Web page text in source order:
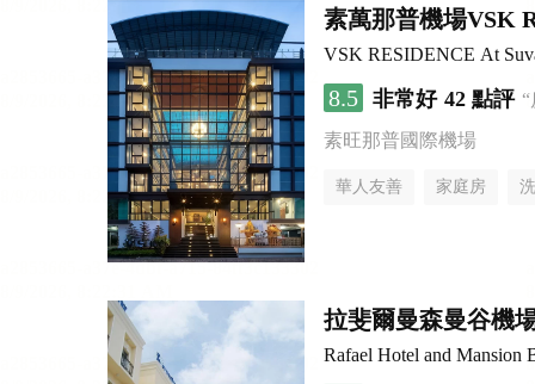
素萬那普機場VSK
VSK RESIDENCE At
8.5 非常好 42 點評
素旺那普國際機場
華人友善 家庭房
拉斐爾曼森曼谷機
Rafael Hotel and Mansion